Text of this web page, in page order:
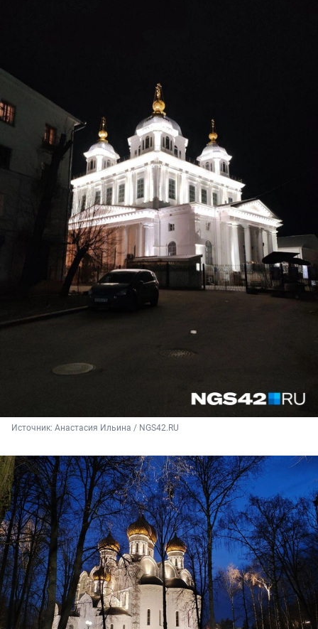
Источник: Анастасия Ильина / NGS42.RU